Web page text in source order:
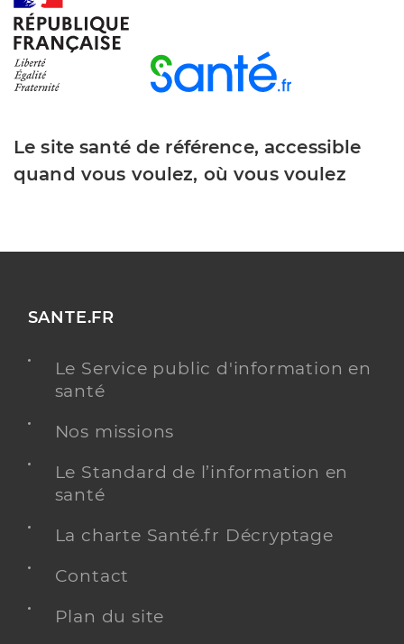
Le site santé de référence, accessible
quand vous voulez, où vous voulez
SANTE.FR
Le Service public d'information en
santé
Nos missions
Le Standard de l’information en
santé
La charte Santé.fr Décryptage
Contact
Plan du site